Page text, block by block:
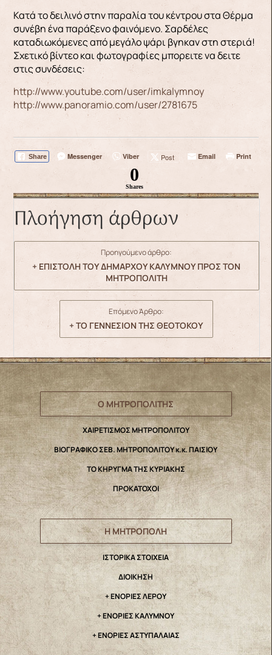
Κατά το δειλινό στην παραλία του κέντρου στα Θέρμα
συνέβη ένα παράξενο φαινόμενο. Σαρδέλες
καταδιωκόμενες από μεγάλο ψάρι βγηκαν στη στεριά!
Σχετικό βίντεο και φωτογραφίες μπορειτε να δειτε
στις συνδέσεις:
http://www.youtube.com/user/imkalymnoy
http://www.panoramio.com/user/2781675
Share Messenger Viber Post Email Print
0
Shares
Πλοήγηση άρθρων
Προηγούμενο άρθρο:
+ ΕΠΙΣΤΟΛΗ ΤΟΥ ΔΗΜΑΡΧΟΥ ΚΑΛΥΜΝΟΥ ΠΡΟΣ ΤΟΝ
ΜΗΤΡΟΠΟΛΙΤΗ
Επόμενο Άρθρο:
+ ΤΟ ΓΕΝΝΕΣΙΟΝ ΤΗΣ ΘΕΟΤΟΚΟΥ
Ο ΜΗΤΡΟΠΟΛΙΤΗΣ
ΧΑΙΡΕΤΙΣΜΟΣ ΜΗΤΡΟΠΟΛΙΤΟΥ
ΒΙΟΓΡΑΦΙΚΟ ΣΕΒ. ΜΗΤΡΟΠΟΛΙΤΟΥ κ.κ. ΠΑΙΣΙΟΥ
ΤΟ ΚΗΡΥΓΜΑ ΤΗΣ ΚΥΡΙΑΚΗΣ
ΠΡΟΚΑΤΟΧΟΙ
Η ΜΗΤΡΟΠΟΛΗ
IΣΤΟΡΙΚΑ ΣΤΟΙΧΕΙΑ
ΔΙΟΙΚΗΣΗ
+ ΕΝΟΡΙΕΣ ΛΕΡΟΥ
+ ΕΝΟΡΙΕΣ ΚΑΛΥΜΝΟΥ
+ ΕΝΟΡΙΕΣ ΑΣΤΥΠΑΛΑΙΑΣ